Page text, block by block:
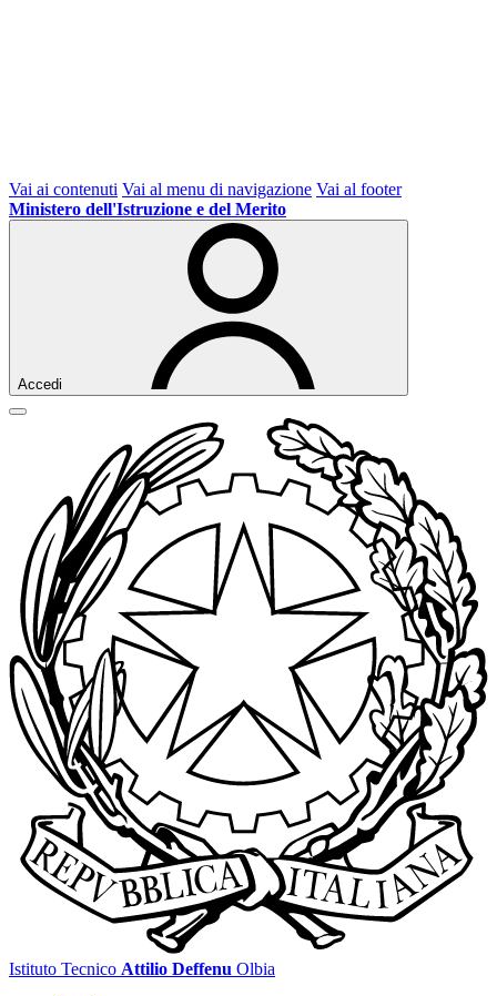
Vai ai contenuti Vai al menu di navigazione Vai al footer
Ministero dell'Istruzione e del Merito
Accedi
Istituto Tecnico Attilio Deffenu Olbia